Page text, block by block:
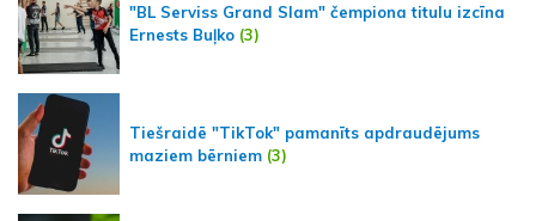
"BL Serviss Grand Slam" čempiona titulu izcīna
Ernests Buļko (3)
Tiešraidē "TikTok" pamanīts apdraudējums
maziem bērniem (3)